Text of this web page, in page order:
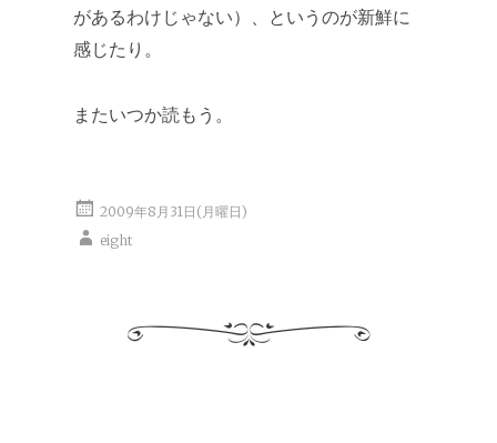
があるわけじゃない）、というのが新鮮に
感じたり。
またいつか読もう。
2009年8月31日(月曜日)
eight